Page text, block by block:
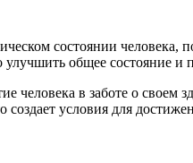
состоянии человека,
общее состояние
человека в заботе о своем
условия для